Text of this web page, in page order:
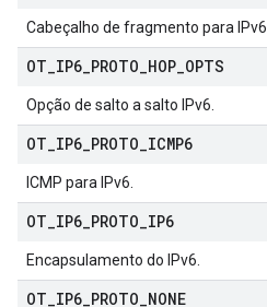
Cabeçalho de fragmento para IPv6.
OT IP6 PROTO HOP OPTS
Opção de salto a salto IPv6.
OT IP6 PROTO ICMP6
ICMP para IPv6.
OT IP6 PROTO IP6
Encapsulamento do IPv6.
OT IP6 PROTO NONE